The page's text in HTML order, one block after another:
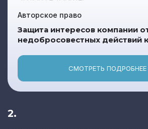
Авторское право
Защита интересов компании
недобросовестных действий
СМОТРЕТЬ ПОДРОБНЕЕ
2.